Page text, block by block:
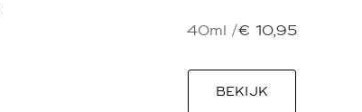
40ml /€ 10,95
BEKIJK